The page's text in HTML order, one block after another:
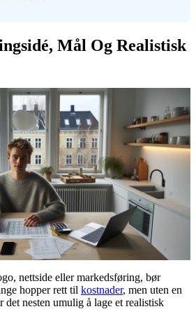
Mål Og Realistisk
nettside eller markedsføring, bør
hopper rett til kostnader, men uten en
nesten umulig å lage et realistisk